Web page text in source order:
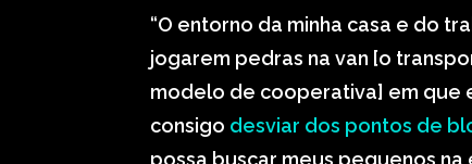
“O entorno da minha casa e do
jogarem pedras na van [o
modelo de cooperativa] em que
consigo desviar dos pontos de
possa buscar meus pequenos na